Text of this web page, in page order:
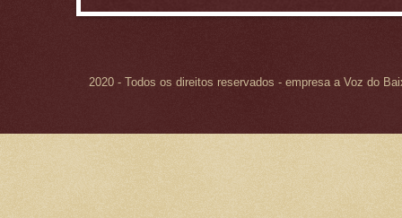
2020 - Todos os direitos reservados - empresa a Voz do